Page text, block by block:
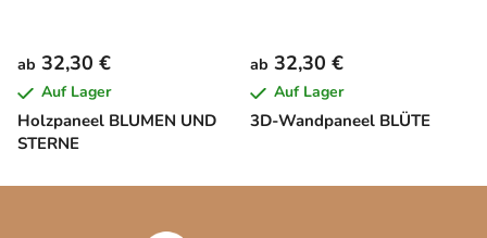
Holzpaneel BLUMEN UND
STERNE
ab 32,30 €
Auf Lager
3D-Wandpaneel BLÜTE
ab 32,30 €
Auf Lager